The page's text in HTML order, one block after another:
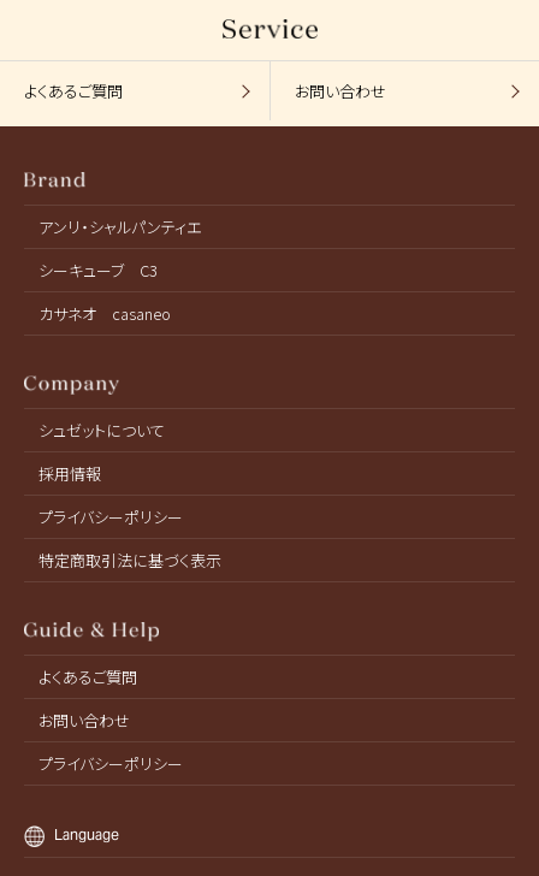
よくあるご質問 お問い合わせ
アンリ・シャルパンティエ
シーキューブ C3
カサネオ casaneo
シュゼットについて
採用情報
プライバシーポリシー
特定商取引法に基づく表示
よくあるご質問
お問い合わせ
プライバシーポリシー
Language